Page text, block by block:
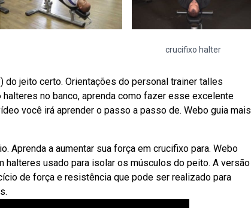
crucifixo halter
jeito certo. Orientações do personal trainer talles
no banco, aprenda como fazer esse excelente
você irá aprender o passo a passo de. Webo guia mais
Aprenda a aumentar sua força em crucifixo para. Webo
halteres usado para isolar os músculos do peito. A versão
de força e resistência que pode ser realizado para